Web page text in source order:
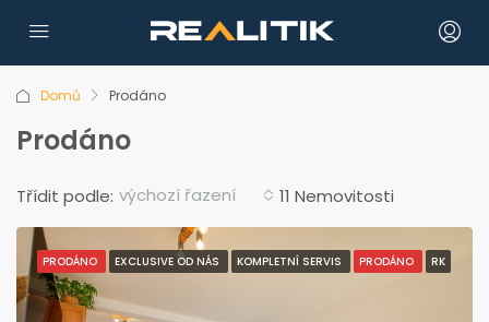
Domů Prodáno
Prodáno
11 Nemovitosti
Třídit podle: výchozí řazení
PRODÁNO EXCLUSIVE OD NÁS KOMPLETNÍ SERVIS PRODÁNO RK